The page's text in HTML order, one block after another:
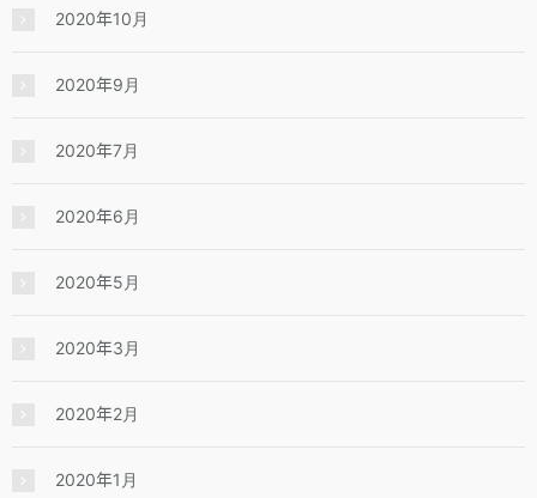
2020年10月
2020年9月
2020年7月
2020年6月
2020年5月
2020年3月
2020年2月
2020年1月